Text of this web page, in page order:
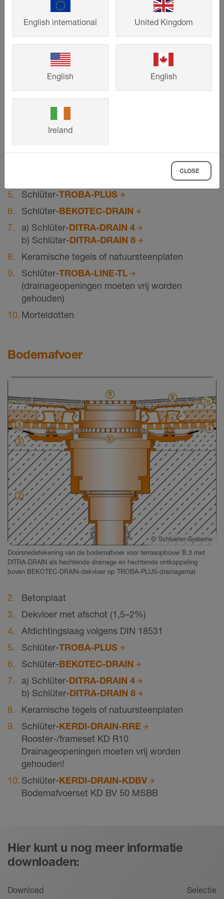
Doorsnedetekening van de deuraansluiting voor terrasopbouw B.3 met
DITRA-DRAIN als hechtende drainage en ontkoppeling boven
BEKOTEC-DRAIN-dekvloer op TROBA-PLUS-drainagemat
Betonplaat
Schlüter-TROBA-PLUS
Schlüter-BEKOTEC-DRAIN
a) Schlüter-DITRA-DRAIN 4
b) Schlüter-DITRA-DRAIN 8
Keramische tegels of natuursteenplaten
Schlüter-TROBA-LINE-TL
(drainageopeningen moeten vrij worden
gehouden)
Morteldotten
Bodemafvoer
© Schlueter-Systems
Doorsnedetekening van de bodemafvoer voor terrasopbouw B.3 met
DITRA-DRAIN als hechtende drainage en hechtende ontkoppeling
boven BEKOTEC-DRAIN-dekvloer op TROBA-PLUS-drainagemat
Betonplaat
Dekvloer met afschot (1,5–2%)
Afdichtingslaag volgens DIN 18531
Schlüter-TROBA-PLUS
Schlüter-BEKOTEC-DRAIN
a) Schlüter-DITRA-DRAIN 4
b) Schlüter-DITRA-DRAIN 8
Keramische tegels of natuursteenplaten
Schlüter-KERDI-DRAIN-RRE
Rooster-/frameset KD R10
Drainageopeningen moeten vrij worden
gehouden!
Schlüter-KERDI-DRAIN-KDBV
Bodemafvoerset KD BV 50 MSBB
Hier kunt u nog meer informatie
downloaden:
Download Selectie
English international United Kingdom
English English
Ireland
CLOSE